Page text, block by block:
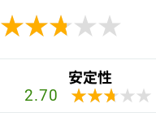
★★★★★
★★★★★
安定性
2.70 ★★★★★
★★★★★